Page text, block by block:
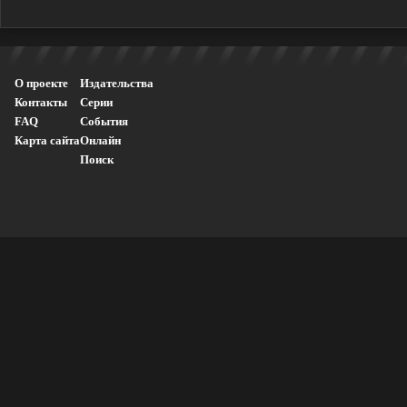
О проекте
Контакты
FAQ
Карта сайта
Издательства
Серии
События
Онлайн
Поиск